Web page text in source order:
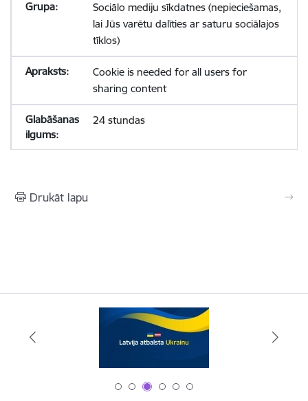
Sociālo mediju sīkdatnes (nepieciešamas,
lai Jūs varētu dalīties ar saturu sociālajos
tīklos)
Cookie is needed for all users for
sharing content
24 stundas
Drukāt lapu